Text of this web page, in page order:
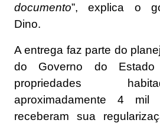
documento”, explica o
Dino.
A entrega faz parte do
do Governo do Estado
propriedades
aproximadamente 4
receberam sua